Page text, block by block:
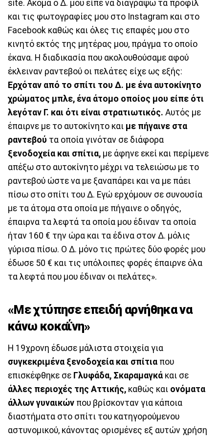
site. Ακόμα ο Δ. μου είπε να διαγράψω τα προφίλ
και τις φωτογραφίες μου στο Instagram και στο
Facebook καθώς και όλες τις επαφές μου στο
κινητό εκτός της μητέρας μου, πράγμα το οποίο
έκανα. Η διαδικασία που ακολουθούσαμε αφού
έκλειναν ραντεβού οι πελάτες είχε ως εξής:
Ερχόταν από το σπίτι του Δ. με ένα αυτοκίνητο
χρώματος μπλε, ένα άτομο οποίος μου είπε ότι
λεγόταν Γ. και ότι είναι στρατιωτικός. Αυτός με
έπαιρνε με το αυτοκίνητο και με πήγαινε στα
ραντεβού τα οποία γινόταν σε διάφορα
ξενοδοχεία και σπίτια, με άφηνε εκεί και περίμενε
απέξω στο αυτοκίνητο μέχρι να τελειώσω με το
ραντεβού ώστε να με ξαναπάρει και να με πάει
πίσω στο σπίτι του Δ. Εγώ ερχόμουν σε συνουσία
με τα άτομα στα οποία με πήγαινε ο οδηγός,
έπαιρνα τα λεφτά τα οποία μου έδιναν τα οποία
ήταν 160 € την ώρα και τα έδινα στον Δ. μόλις
γύρισα πίσω. Ο Δ. μόνο τις πρώτες δύο φορές μου
έδωσε 50 € και τις υπόλοιπες φορές έπαιρνε όλα
τα λεφτά που μου έδιναν οι πελάτες».
«Με χτύπησε επειδή αρνήθηκα να
κάνω κοκαΐνη»
Η 19χρονη έδωσε μάλιστα στοιχεία για
συγκεκριμένα ξενοδοχεία και σπίτια που
επισκέφθηκε σε Γλυφάδα, Σκαραμαγκά και σε
άλλες περιοχές της Αττικής, καθώς και ονόματα
άλλων γυναικών που βρίσκονταν για κάποια
διαστήματα στο σπίτι του κατηγορούμενου
αστυνομικού, κάνοντας ορισμένες εξ αυτών χρήση